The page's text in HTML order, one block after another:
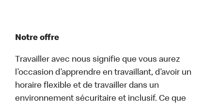
Notre offre
Travailler avec nous signifie que vous aurez
l’occasion d’apprendre en travaillant, d’avoir un
horaire flexible et de travailler dans un
environnement sécuritaire et inclusif. Ce que